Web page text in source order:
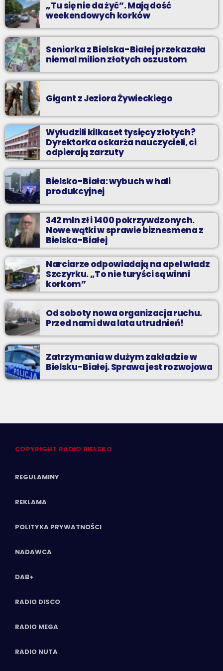
„Tu się nie da żyć”. Mają dość
weekendowych korków
Seniorka z Bielska-Białej przekazała
niemal milion złotych oszustom
Gigant z Jeziora Żywieckiego
Wyłudzili kilkaset tysięcy złotych?
Dyrektorka oskarża nauczycieli, ci
odpierają zarzuty
Bielsko-Biała: wybuch w hali
produkcyjnej
342 mln zł i 1400 pokrzywdzonych.
Nowe wątki w sprawie biznesmena z
Bielska-Białej
Narciarze odpowiadają na apel władz
Szczyrku. „To nie turyści są winni
korkom”
Od soboty nowa organizacja ruchu.
Przed nami dwa lata utrudnień!
Zatrzymania w dużym zakładzie w
Bielsku-Białej. Sprawa jest rozwojowa
COPYRIGHT RADIO BIELSKO
REGULAMINY
REKLAMA
POLITYKA PRYWATNOŚCI
NADAWCA
DAB+
RADIO DISCO
RADIO MEGA
RADIO NUTA